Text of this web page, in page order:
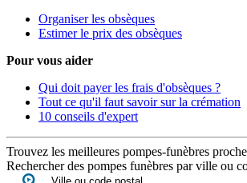
Organiser les obsèques
Estimer le prix des obsèques
Pour vous aider
Qui doit payer les frais d'obsèques ?
Tout ce qu'il faut savoir sur la crémation
10 conseils d'expert
Trouvez les meilleures pompes-funèbres
Rechercher des pompes funèbres par ville ou